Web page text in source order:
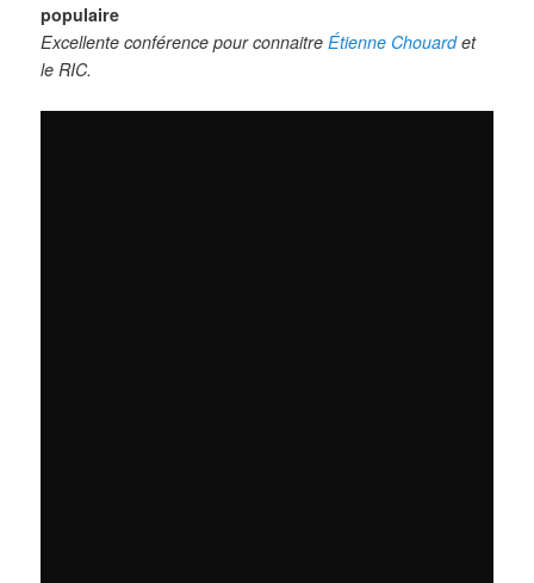
populaire
Excellente conférence pour connaitreÉtienne Chouardet
le RIC.